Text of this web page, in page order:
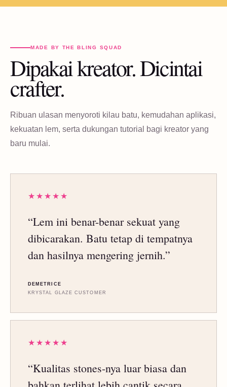
MADE BY THE BLING SQUAD
Dipakai kreator. Dicintai
crafter.
Ribuan ulasan menyoroti kilau batu, kemudahan aplikasi,
kekuatan lem, serta dukungan tutorial bagi kreator yang
baru mulai.
★★★★★
“Lem ini benar-benar sekuat yang
dibicarakan. Batu tetap di tempatnya
dan hasilnya mengering jernih.”
DEMETRICE
KRYSTAL GLAZE CUSTOMER
★★★★★
“Kualitas stones-nya luar biasa dan